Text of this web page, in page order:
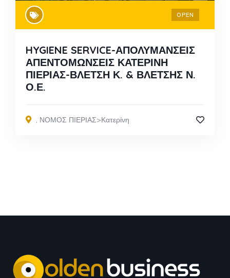
OPEN
HYGIENE SERVICE-ΑΠΟΛΥΜΑΝΣΕΙΣ
ΑΠΕΝΤΟΜΩΝΣΕΙΣ ΚΑΤΕΡΙΝΗ
ΠΙΕΡΙΑΣ-ΒΛΕΤΣΗ Κ. & ΒΛΕΤΣΗΣ Ν.
Ο.Ε.
, ΝΟΜΟΣ ΠΙΕΡΙΑΣ>Κατερίνη